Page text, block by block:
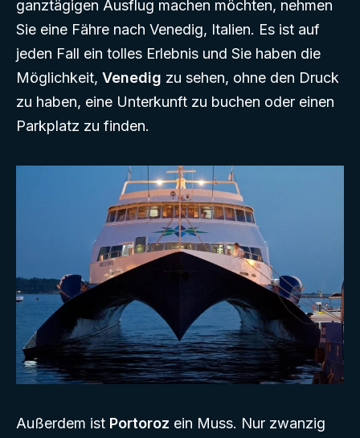
ganztägigen Ausflug machen möchten, nehmen
Sie eine Fähre nach Venedig, Italien. Es ist auf
jeden Fall ein tolles Erlebnis und Sie haben die
Möglichkeit, Venedig zu sehen, ohne den Druck
zu haben, eine Unterkunft zu buchen oder einen
Parkplatz zu finden.
Außerdem ist Portoroz ein Muss. Nur zwanzig